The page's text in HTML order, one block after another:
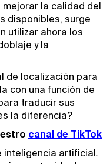
mejorar la calidad del
disponibles, surge
utilizar ahora los
y la
de localización para
con una función de
traducir sus
la diferencia?
canal de TikTok
inteligencia artificial.